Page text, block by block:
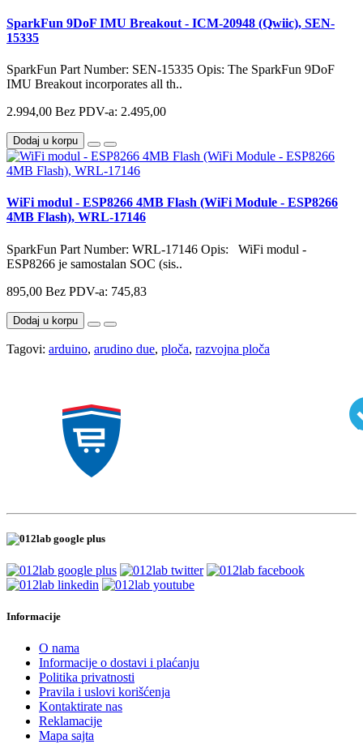
SparkFun 9DoF IMU Breakout - ICM-20948 (Qwiic), SEN-
15335
SparkFun Part Number: SEN-15335 Opis: The SparkFun 9DoF
IMU Breakout incorporates all th..
2.994,00 Bez PDV-a: 2.495,00
Dodaj u korpu
WiFi modul - ESP8266 4MB Flash (WiFi Module - ESP8266
4MB Flash), WRL-17146
SparkFun Part Number: WRL-17146 Opis: WiFi modul -
ESP8266 je samostalan SOC (sis..
895,00 Bez PDV-a: 745,83
Dodaj u korpu
Tagovi: arduino, arudino due, ploča, razvojna ploča
Informacije
O nama
Informacije o dostavi i plaćanju
Politika privatnosti
Pravila i uslovi korišćenja
Kontaktirate nas
Reklamacije
Mapa sajta